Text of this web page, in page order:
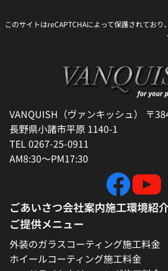
このサイトはreCAPTCHAによって保護されており
VANQUISH（ヴァンキッシュ） 〒
長野県小諸市平原 1140-1
TEL 0267-25-0911
AM8:30～PM17:30
ごあいさつ会社案内施工環境紹
ご提供メニュー
外装のガラスコーティング施工料金
ホイールコーティング施工料金